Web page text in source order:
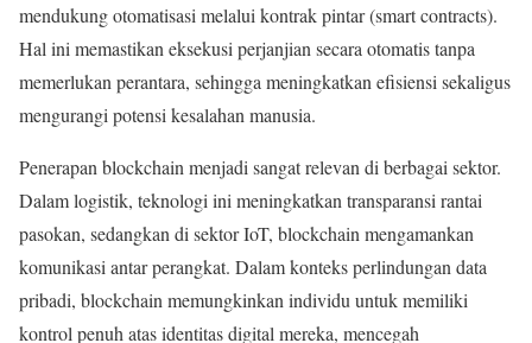
mendukung otomatisasi melalui kontrak pintar (smart contracts).
Hal ini memastikan eksekusi perjanjian secara otomatis tanpa
memerlukan perantara, sehingga meningkatkan efisiensi sekaligus
mengurangi potensi kesalahan manusia.
Penerapan blockchain menjadi sangat relevan di berbagai sektor.
Dalam logistik, teknologi ini meningkatkan transparansi rantai
pasokan, sedangkan di sektor IoT, blockchain mengamankan
komunikasi antar perangkat. Dalam konteks perlindungan data
pribadi, blockchain memungkinkan individu untuk memiliki
kontrol penuh atas identitas digital mereka, mencegah